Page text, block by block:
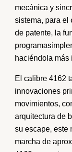
mecánica y
sistema, para el
de patente, la
programa
haciéndola más
El calibre 4162
innovaciones
movimientos,
arquitectura de
su escape, este
marcha de